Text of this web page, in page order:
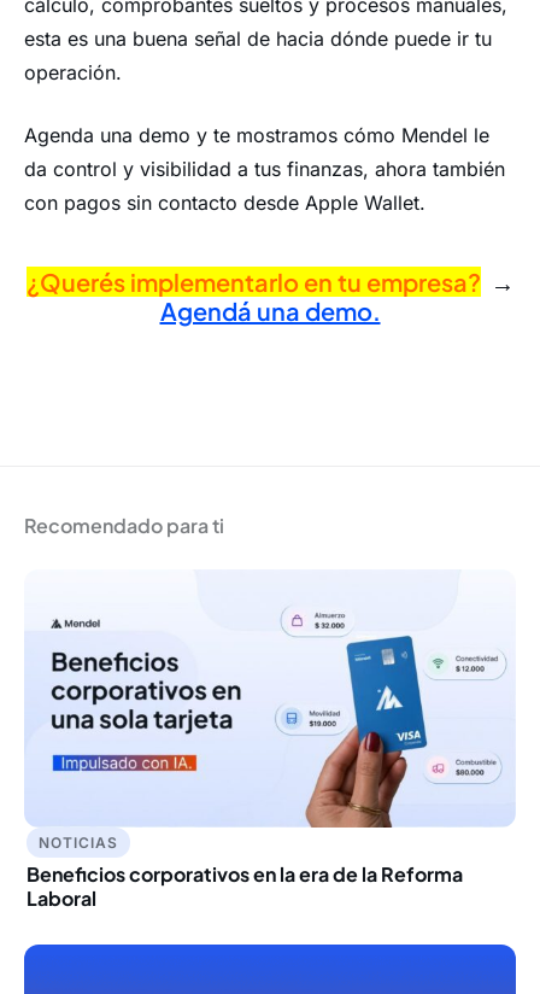
cálculo, comprobantes sueltos y procesos manuales,
esta es una buena señal de hacia dónde puede ir tu
operación.
Agenda una demo y te mostramos cómo Mendel le
da control y visibilidad a tus finanzas, ahora también
con pagos sin contacto desde Apple Wallet.
¿Querés implementarlo en tu empresa? →
Agendá una demo.
Recomendado para ti
NOTICIAS
Beneficios corporativos en la era de la Reforma
Laboral